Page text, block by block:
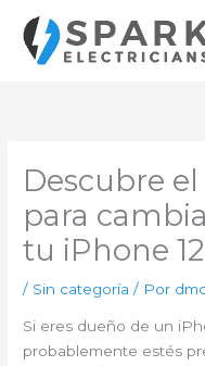
contenido
Descubre
para
tu iPhone
/ Sin categoría / Por
Si eres dueño de un
probablemente estés